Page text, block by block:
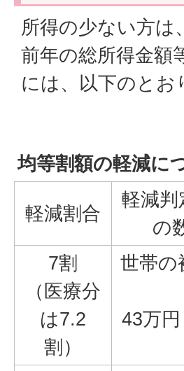
所得の少ない方は
前年の総所得金額
には、以下のとお
均等割額の軽減に
軽減割合
軽減判
の
7割
（医療分
は7.2
割）
世帯の
43万円